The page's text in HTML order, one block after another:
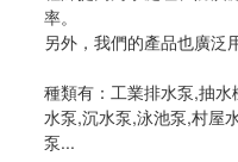
率。
另外，我們的產品也廣泛
種類有：工業排水泵,抽
水泵,沉水泵,泳池泵,村屋
泵...